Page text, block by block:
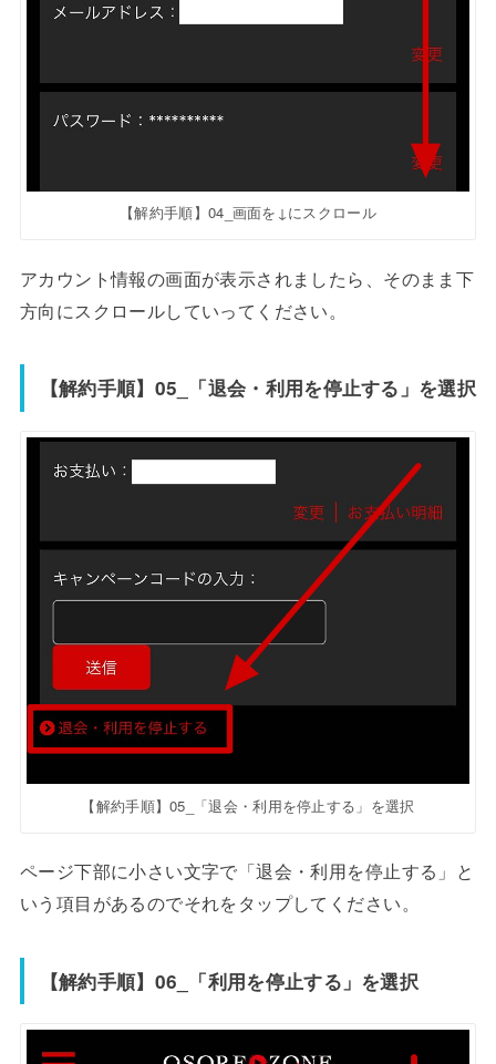
【解約手順】04_画面を↓にスクロール
アカウント情報の画面が表示されましたら、そのまま下
方向にスクロールしていってください。
【解約手順】05_「退会・利用を停止する」を選択
【解約手順】05_「退会・利用を停止する」を選択
ページ下部に小さい文字で「退会・利用を停止する」と
いう項目があるのでそれをタップしてください。
【解約手順】06_「利用を停止する」を選択